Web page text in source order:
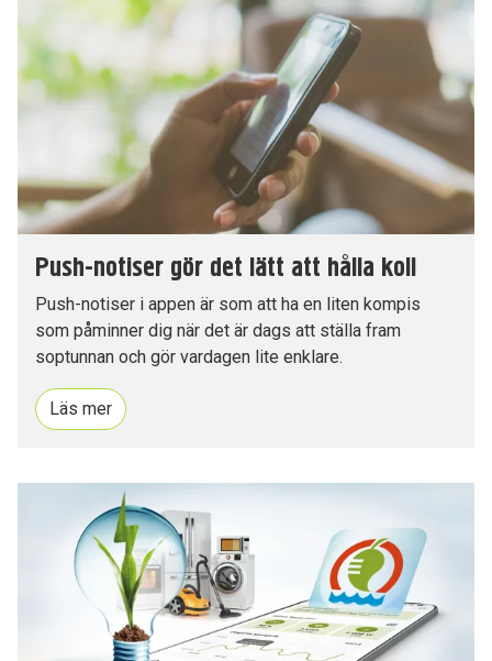
Push-notiser gör det lätt att hålla koll
Push-notiser i appen är som att ha en liten kompis
som påminner dig när det är dags att ställa fram
soptunnan och gör vardagen lite enklare.
Läs mer